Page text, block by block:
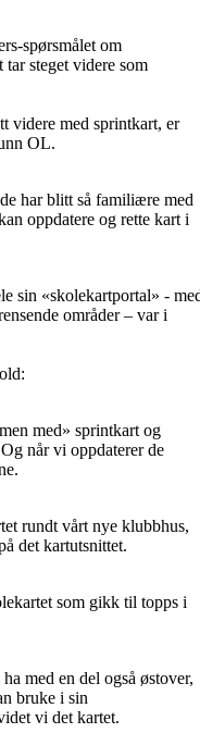
spørsmålet om
tar steget videre som
videre med sprintkart, er
OL.
har blitt så familiære med
oppdatere og rette kart i
sin «skolekartportal» -
områder – var i
med» sprintkart og
når vi oppdaterer de
rundt vårt nye klubbhus,
det kartutsnittet.
som gikk til topps i
med en del også østover,
bruke i sin
vi det kartet.